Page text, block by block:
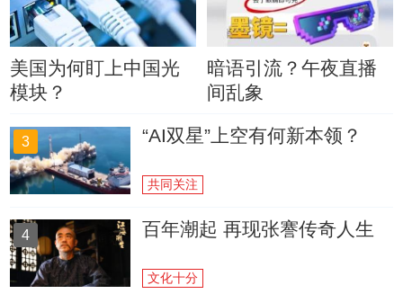
美国为何盯上中国光
模块？
暗语引流？午夜直播
间乱象
3 “AI双星”上空有何新本领？
共同关注
4 百年潮起 再现张謇传奇人生
文化十分